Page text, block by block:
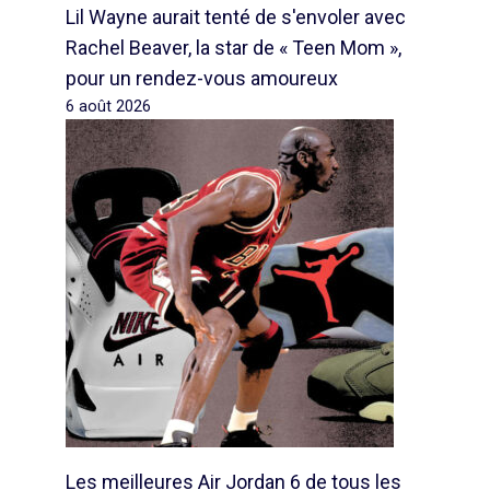
Lil Wayne aurait tenté de s'envoler avec
Rachel Beaver, la star de « Teen Mom »,
pour un rendez-vous amoureux
6 août 2026
Les meilleures Air Jordan 6 de tous les